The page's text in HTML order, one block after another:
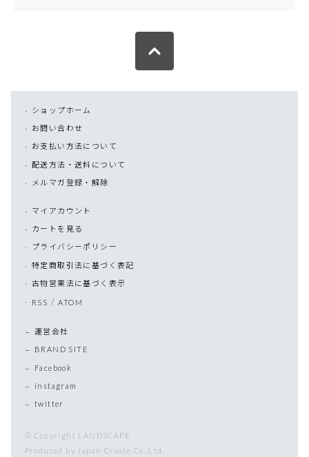
ショップホーム
お問い合わせ
お支払い方法について
配送方法・送料について
メルマガ登録・解除
マイアカウント
カートを見る
プライバシーポリシー
特定商取引法に基づく表記
古物営業法に基づく表示
RSS /ATOM
運営会社
BRAND SITE
Facebook
instagram
twitter
© Copyright LANDSCAPE
Produced by Japan Create Co.,Ltd.